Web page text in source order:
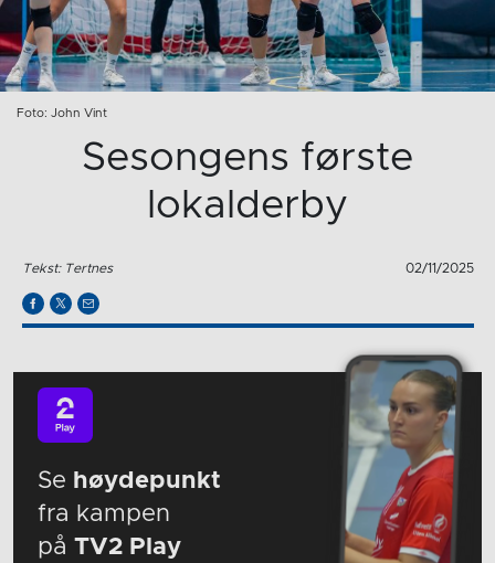
Foto: John Vint
Sesongens første
lokalderby
Tekst: Tertnes 02/11/2025
Se høydepunkt
fra kampen
på TV2 Play